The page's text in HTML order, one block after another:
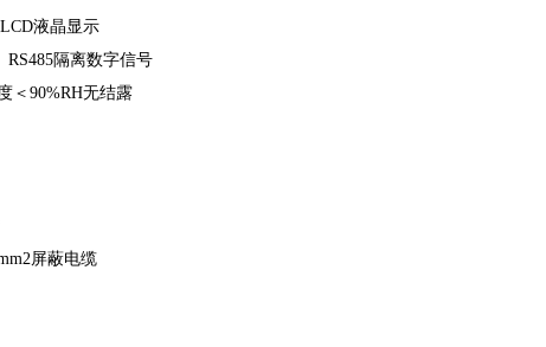
液晶显示
隔离数字信号
＜90%RH无结露
屏蔽电缆